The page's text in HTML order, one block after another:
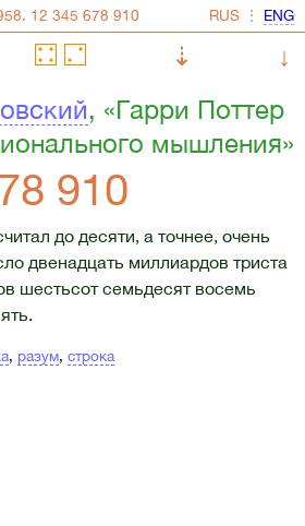
⋮
⇣
↓
, «Гарри Поттер
мышления»
910
до десяти, а точнее, очень
двенадцать миллиардов триста
шестьсот семьдесят восемь
, разум, строка